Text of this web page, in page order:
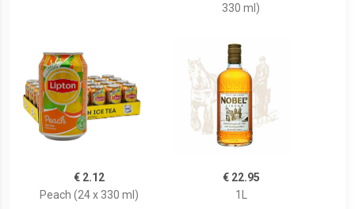
330 ml)
€ 2.12
Peach (24 x 330 ml)
€ 22.95
1L